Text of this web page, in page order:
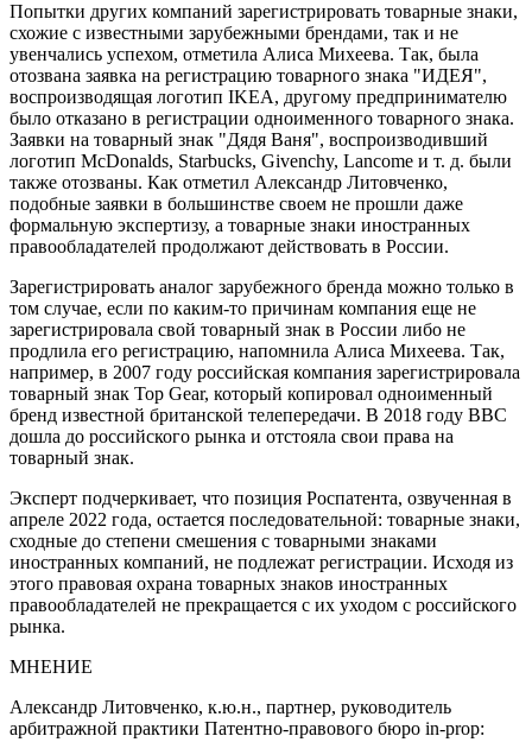
Попытки других компаний зарегистрировать товарные знаки,
схожие с известными зарубежными брендами, так и не
увенчались успехом, отметила Алиса Михеева. Так, была
отозвана заявка на регистрацию товарного знака "ИДЕЯ",
воспроизводящая логотип IKEA, другому предпринимателю
было отказано в регистрации одноименного товарного знака.
Заявки на товарный знак "Дядя Ваня", воспроизводивший
логотип McDonalds, Starbucks, Givenchy, Lancome и т. д. были
также отозваны. Как отметил Александр Литовченко,
подобные заявки в большинстве своем не прошли даже
формальную экспертизу, а товарные знаки иностранных
правообладателей продолжают действовать в России.
Зарегистрировать аналог зарубежного бренда можно только в
том случае, если по каким-то причинам компания еще не
зарегистрировала свой товарный знак в России либо не
продлила его регистрацию, напомнила Алиса Михеева. Так,
например, в 2007 году российская компания зарегистрировала
товарный знак Top Gear, который копировал одноименный
бренд известной британской телепередачи. В 2018 году BBC
дошла до российского рынка и отстояла свои права на
товарный знак.
Эксперт подчеркивает, что позиция Роспатента, озвученная в
апреле 2022 года, остается последовательной: товарные знаки,
сходные до степени смешения с товарными знаками
иностранных компаний, не подлежат регистрации. Исходя из
этого правовая охрана товарных знаков иностранных
правообладателей не прекращается с их уходом с российского
рынка.
МНЕНИЕ
Александр Литовченко, к.ю.н., партнер, руководитель
арбитражной практики Патентно-правового бюро in-prop: